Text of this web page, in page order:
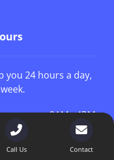
you 24 hours a day,
8AM - 4PM
Call Us Contact